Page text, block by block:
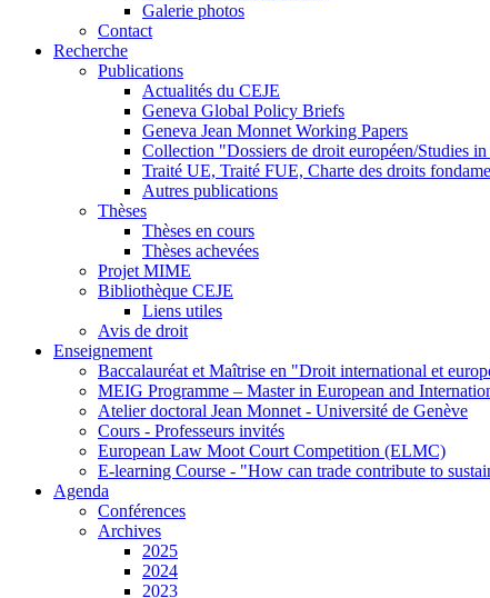
Galerie photos
Contact
Recherche
Publications
Actualités du CEJE
Geneva Global Policy Briefs
Geneva Jean Monnet Working Papers
Collection "Dossiers de droit européen/Studies
Traité UE, Traité FUE, Charte des droits
Autres publications
Thèses
Thèses en cours
Thèses achevées
Projet MIME
Bibliothèque CEJE
Liens utiles
Avis de droit
Enseignement
Baccalauréat et Maîtrise en "Droit international et
MEIG Programme – Master in European and
Atelier doctoral Jean Monnet - Université de Genève
Cours - Professeurs invités
European Law Moot Court Competition (ELMC)
E-learning Course - "How can trade contribute to
Agenda
Conférences
Archives
2025
2024
2023